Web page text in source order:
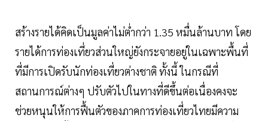
สร้างรายได้คิดเป็นมูลค่าไม่ต่ำกว่า 1.35 หมื่นล้านบาท โดย
รายได้การท่องเที่ยวส่วนใหญ่ยังกระจายอยู่ในเฉพาะพื้นที่
ที่มีการเปิดรับนักท่องเที่ยวต่างชาติ ทั้งนี้ ในกรณีที่
สถานการณ์ต่างๆ ปรับตัวไปในทางที่ดีขึ้นต่อเนื่องคงจะ
ช่วยหนุนให้การฟื้นตัวของภาคการท่องเที่ยวไทยมีความ